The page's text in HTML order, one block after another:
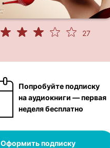
27
Попробуйте подписку
на аудиокниги — первая
неделя бесплатно
Оформить подписку